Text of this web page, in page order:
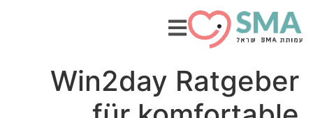
Win2day Ratgeber